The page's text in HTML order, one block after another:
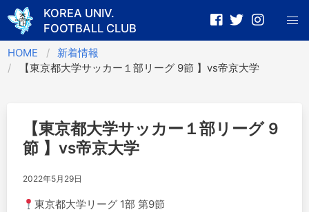
Skip
to
content
KOREA UNIV.
FOOTBALL CLUB
HOME
新着情報
【東京都大学サッカー１部リーグ 9節 】vs帝京大学
【東京都大学サッカー１部リーグ 9
節 】vs帝京大学
2022年5月29日
東京都大学リーグ 1部 第9節